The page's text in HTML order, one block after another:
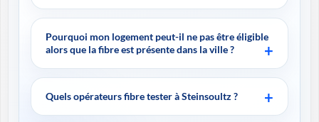
Pourquoi mon logement peut-il ne pas être éligible
alors que la fibre est présente dans la ville ?
Quels opérateurs fibre tester à Steinsoultz ?